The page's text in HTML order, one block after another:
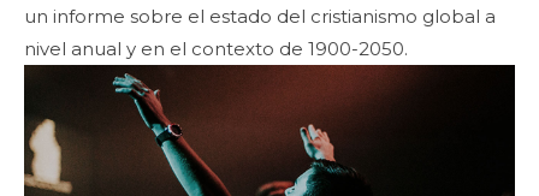
un informe sobre el estado del cristianismo global a
nivel anual y en el contexto de 1900-2050.